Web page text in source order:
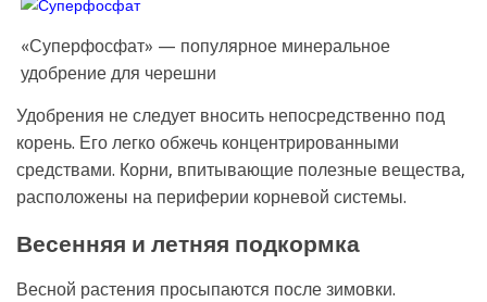
«Суперфосфат» — популярное минеральное
удобрение для черешни
Удобрения не следует вносить непосредственно под
корень. Его легко обжечь концентрированными
средствами. Корни, впитывающие полезные вещества,
расположены на периферии корневой системы.
Весенняя и летняя подкормка
Весной растения просыпаются после зимовки.